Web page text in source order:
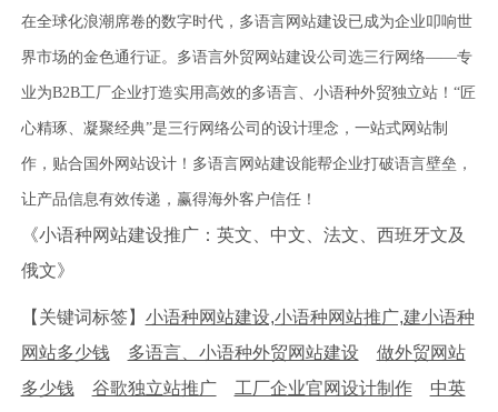
在全球化浪潮席卷的数字时代，多语言网站建设已成为企业叩响世
界市场的金色通行证。多语言外贸网站建设公司选三行网络——专
业为B2B工厂企业打造实用高效的多语言、小语种外贸独立站！“匠
心精琢、凝聚经典”是三行网络公司的设计理念，一站式网站制
作，贴合国外网站设计！多语言网站建设能帮企业打破语言壁垒，
让产品信息有效传递，赢得海外客户信任！
《小语种网站建设推广：英文、中文、法文、西班牙文及
俄文》
【关键词标签】 小语种网站建设,小语种网站推广,建小语种
网站多少钱
多语言、小语种外贸网站建设
做外贸网站
多少钱
谷歌独立站推广 工厂企业官网设计制作
中英